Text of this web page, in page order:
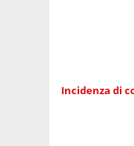
Incidenza di